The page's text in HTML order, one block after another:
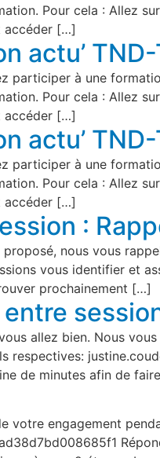
Pour cela : Allez
accéder […]
actu’
participer à une
Pour cela : Allez
accéder […]
actu’
participer à une
Pour cela : Allez
accéder […]
:
nous vous
vous identifier et
prochainement […]
allez bien. Nous
respectives:
de minutes afin de
votre engagement